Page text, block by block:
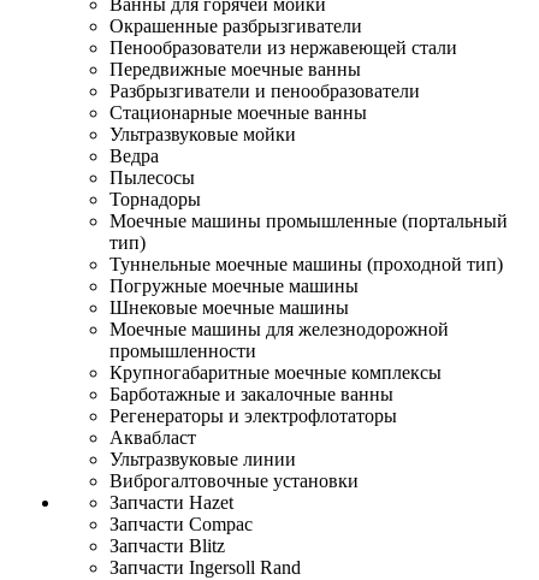
Ванны для горячей мойки
Окрашенные разбрызгиватели
Пенообразователи из нержавеющей стали
Передвижные моечные ванны
Разбрызгиватели и пенообразователи
Стационарные моечные ванны
Ультразвуковые мойки
Ведра
Пылесосы
Торнадоры
Моечные машины промышленные (портальный
тип)
Туннельные моечные машины (проходной тип)
Погружные моечные машины
Шнековые моечные машины
Моечные машины для железнодорожной
промышленности
Крупногабаритные моечные комплексы
Барботажные и закалочные ванны
Регенераторы и электрофлотаторы
Аквабласт
Ультразвуковые линии
Виброгалтовочные установки
Запчасти Hazet
Запчасти Compac
Запчасти Blitz
Запчасти Ingersoll Rand